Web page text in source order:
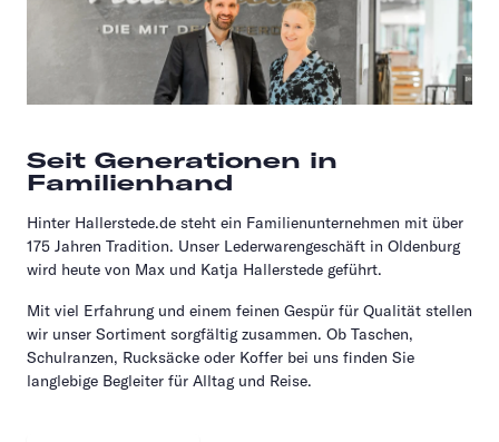
Seit Generationen in
Familienhand
Hinter Hallerstede.de steht ein Familienunternehmen mit über
175 Jahren Tradition. Unser Lederwarengeschäft in Oldenburg
wird heute von Max und Katja Hallerstede geführt.
Mit viel Erfahrung und einem feinen Gespür für Qualität stellen
wir unser Sortiment sorgfältig zusammen. Ob Taschen,
Schulranzen, Rucksäcke oder Koffer bei uns finden Sie
langlebige Begleiter für Alltag und Reise.